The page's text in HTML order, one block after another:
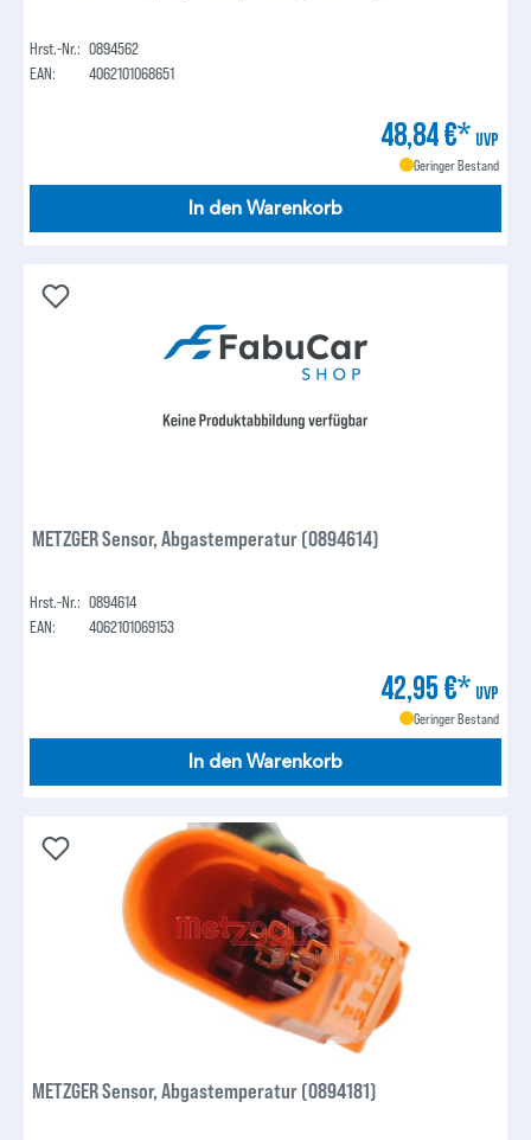
Hrst.-Nr.: 0894562
EAN:
4062101068651
48,84 €* UVP
Geringer Bestand
In den Warenkorb
METZGER Sensor, Abgastemperatur (0894614)
Hrst.-Nr.: 0894614
EAN:
4062101069153
42,95 €* UVP
Geringer Bestand
In den Warenkorb
METZGER Sensor, Abgastemperatur (0894181)